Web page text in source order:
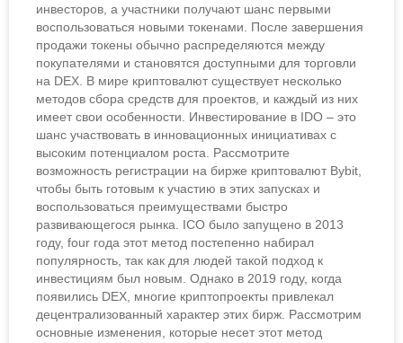
инвесторов, а участники получают шанс первыми
воспользоваться новыми токенами. После завершения
продажи токены обычно распределяются между
покупателями и становятся доступными для торговли
на DEX. В мире криптовалют существует несколько
методов сбора средств для проектов, и каждый из них
имеет свои особенности. Инвестирование в IDO – это
шанс участвовать в инновационных инициативах с
высоким потенциалом роста. Рассмотрите
возможность регистрации на бирже криптовалют Bybit,
чтобы быть готовым к участию в этих запусках и
воспользоваться преимуществами быстро
развивающегося рынка. ICO было запущено в 2013
году, four года этот метод постепенно набирал
популярность, так как для людей такой подход к
инвестициям был новым. Однако в 2019 году, когда
появились DEX, многие криптопроекты привлекал
децентрализованный характер этих бирж. Рассмотрим
основные изменения, которые несет этот метод